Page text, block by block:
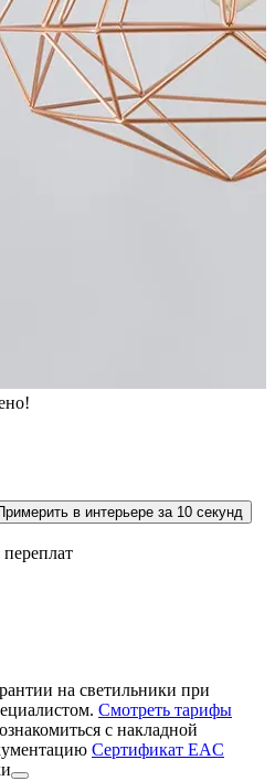
в интерьере за 10 секунд
переплат
на светильники при
Смотреть тарифы
с накладной
Cертификат EAC